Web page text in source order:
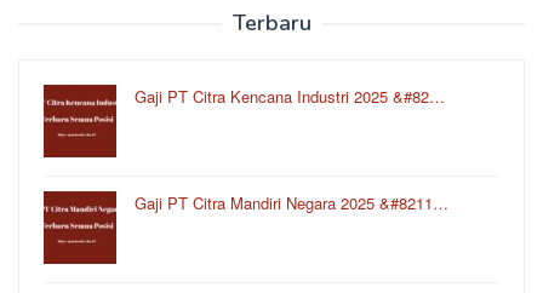
Terbaru
Gaji PT Citra Kencana Industri 2025 &#82…
Gaji PT Citra Mandiri Negara 2025 &#8211…